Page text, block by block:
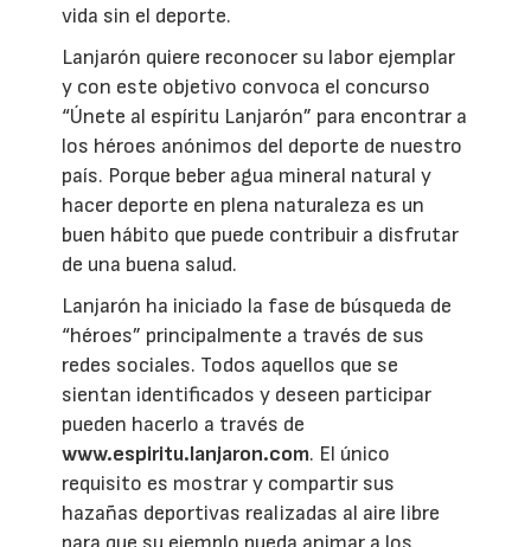
vida sin el deporte.
Lanjarón quiere reconocer su labor ejemplar
y con este objetivo convoca el concurso
“Únete al espíritu Lanjarón” para encontrar a
los héroes anónimos del deporte de nuestro
país. Porque beber agua mineral natural y
hacer deporte en plena naturaleza es un
buen hábito que puede contribuir a disfrutar
de una buena salud.
Lanjarón ha iniciado la fase de búsqueda de
“héroes” principalmente a través de sus
redes sociales. Todos aquellos que se
sientan identificados y deseen participar
pueden hacerlo a través de
www.espiritu.lanjaron.com. El único
requisito es mostrar y compartir sus
hazañas deportivas realizadas al aire libre